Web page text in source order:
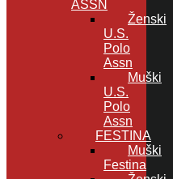
ASSN
Ženski
U.S.
Polo
Assn
Muški
U.S.
Polo
Assn
FESTINA
Muški
Festina